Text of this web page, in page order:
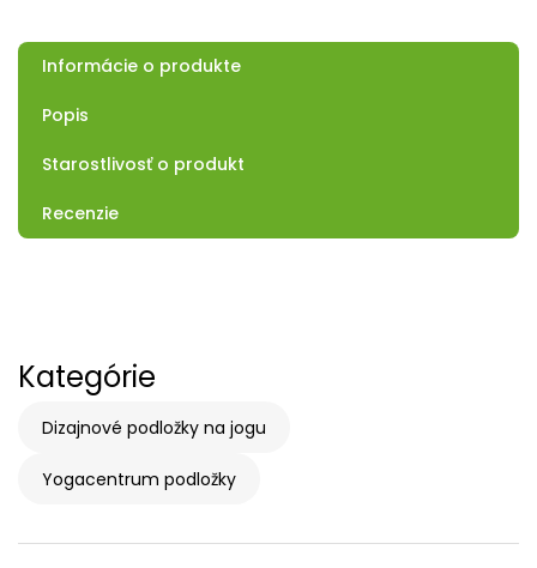
Informácie o produkte
Popis
Starostlivosť o produkt
Recenzie
Kategórie
Dizajnové podložky na jogu
Yogacentrum podložky